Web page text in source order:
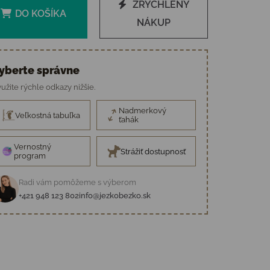
DO KOŠÍKA
ZRÝCHLENÝ
NÁKUP
správne
rýchle odkazy nižšie.
Veľkostná tabuľka
Nadmerkový
ťahák
Vernostný
program
Strážiť dostupnosť
Radi vám pomôžeme s výberom
+421 948 123 802info@jezkobezko.sk